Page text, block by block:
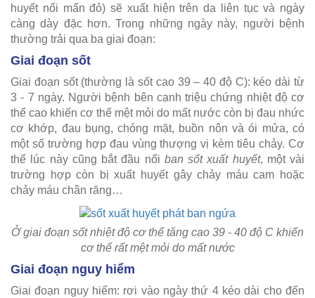
huyết nổi mẩn đỏ) sẽ xuất hiện trên da liên tục và ngày
càng dày đặc hơn. Trong những ngày này, người bệnh
thường trải qua ba giai đoạn:
Giai đoạn sốt
Giai đoạn sốt (thường là sốt cao 39 – 40 độ C): kéo dài từ
3 - 7 ngày. Người bệnh bên cạnh triệu chứng nhiệt độ cơ
thể cao khiến cơ thể mệt mỏi do mất nước còn bị đau nhức
cơ khớp, đau bụng, chóng mặt, buồn nôn và ói mửa, có
một số trường hợp đau vùng thượng vị kèm tiêu chảy. Cơ
thể lúc này cũng bắt đầu nổi ban sốt xuất huyết, một vài
trường hợp còn bị xuất huyết gây chảy máu cam hoặc
chảy máu chân răng…
Ở giai đoạn sốt nhiệt độ cơ thể tăng cao 39 - 40 độ C khiến
cơ thể rất mệt mỏi do mất nước
Giai đoạn nguy hiểm
Giai đoạn nguy hiểm: rơi vào ngày thứ 4 kéo dài cho đến